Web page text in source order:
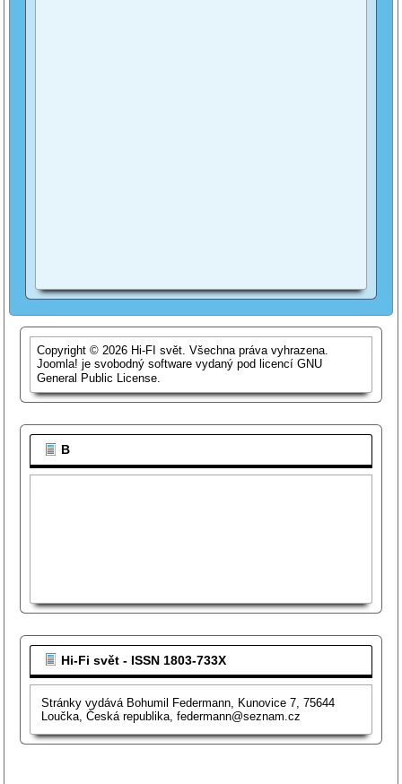
Copyright © 2026 Hi-FI svět. Všechna práva vyhrazena.
Joomla! je svobodný software vydaný pod licencíGNU
General Public License.
B
Hi-Fi svět - ISSN 1803-733X
Stránky vydává Bohumil Federmann, Kunovice 7, 75644
Loučka, Česká republika, federmann@seznam.cz